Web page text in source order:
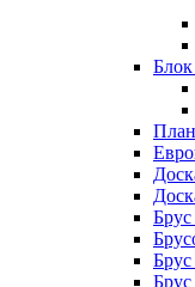
Блок